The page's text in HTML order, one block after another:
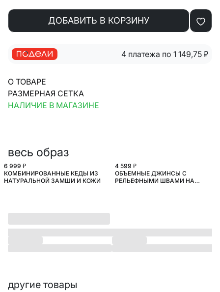
ДОБАВИТЬ В КОРЗИНУ
4 платежа по 1 149,75 ₽
О ТОВАРЕ
РАЗМЕРНАЯ СЕТКА
НАЛИЧИЕ В МАГАЗИНЕ
весь образ
6 999 ₽
КОМБИНИРОВАННЫЕ КЕДЫ ИЗ
НАТУРАЛЬНОЙ ЗАМШИ И КОЖИ
НОВИНКА
4 599 ₽
ОБЪЕМНЫЕ ДЖИНСЫ С
РЕЛЬЕФНЫМИ ШВАМИ НА
другие товары